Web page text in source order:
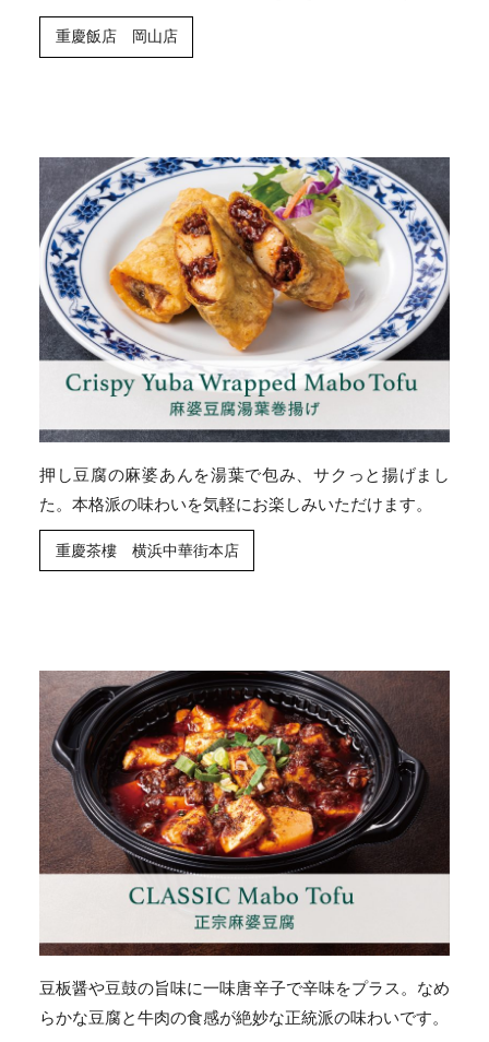
重慶飯店 岡山店
押し豆腐の麻婆あんを湯葉で包み、サクっと揚げまし
た。本格派の味わいを気軽にお楽しみいただけます。
重慶茶樓 横浜中華街本店
豆板醤や豆鼓の旨味に一味唐辛子で辛味をプラス。なめ
らかな豆腐と牛肉の食感が絶妙な正統派の味わいです。